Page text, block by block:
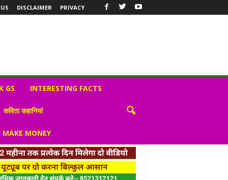
DISCLAIMER PRIVACY
GS INTERESTING FACTS
कविता कहानियां
MONEY